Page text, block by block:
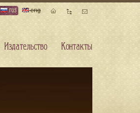
rus eng
Издательство Контакты